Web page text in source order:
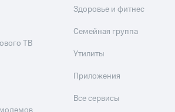
ТВ
Здоровье и фитнес
Семейная группа
Утилиты
Приложения
Все сервисы